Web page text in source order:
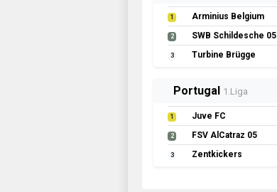
1 Arminius Belgium
2 SWB Schildesche 05
3 Turbine Brügge
Portugal 1.Liga
1 Juve FC
2 FSV AlCatraz 05
3 Zentkickers